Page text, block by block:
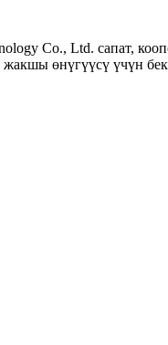
Co., Ltd. сапат,
өнүгүүсү үчүн